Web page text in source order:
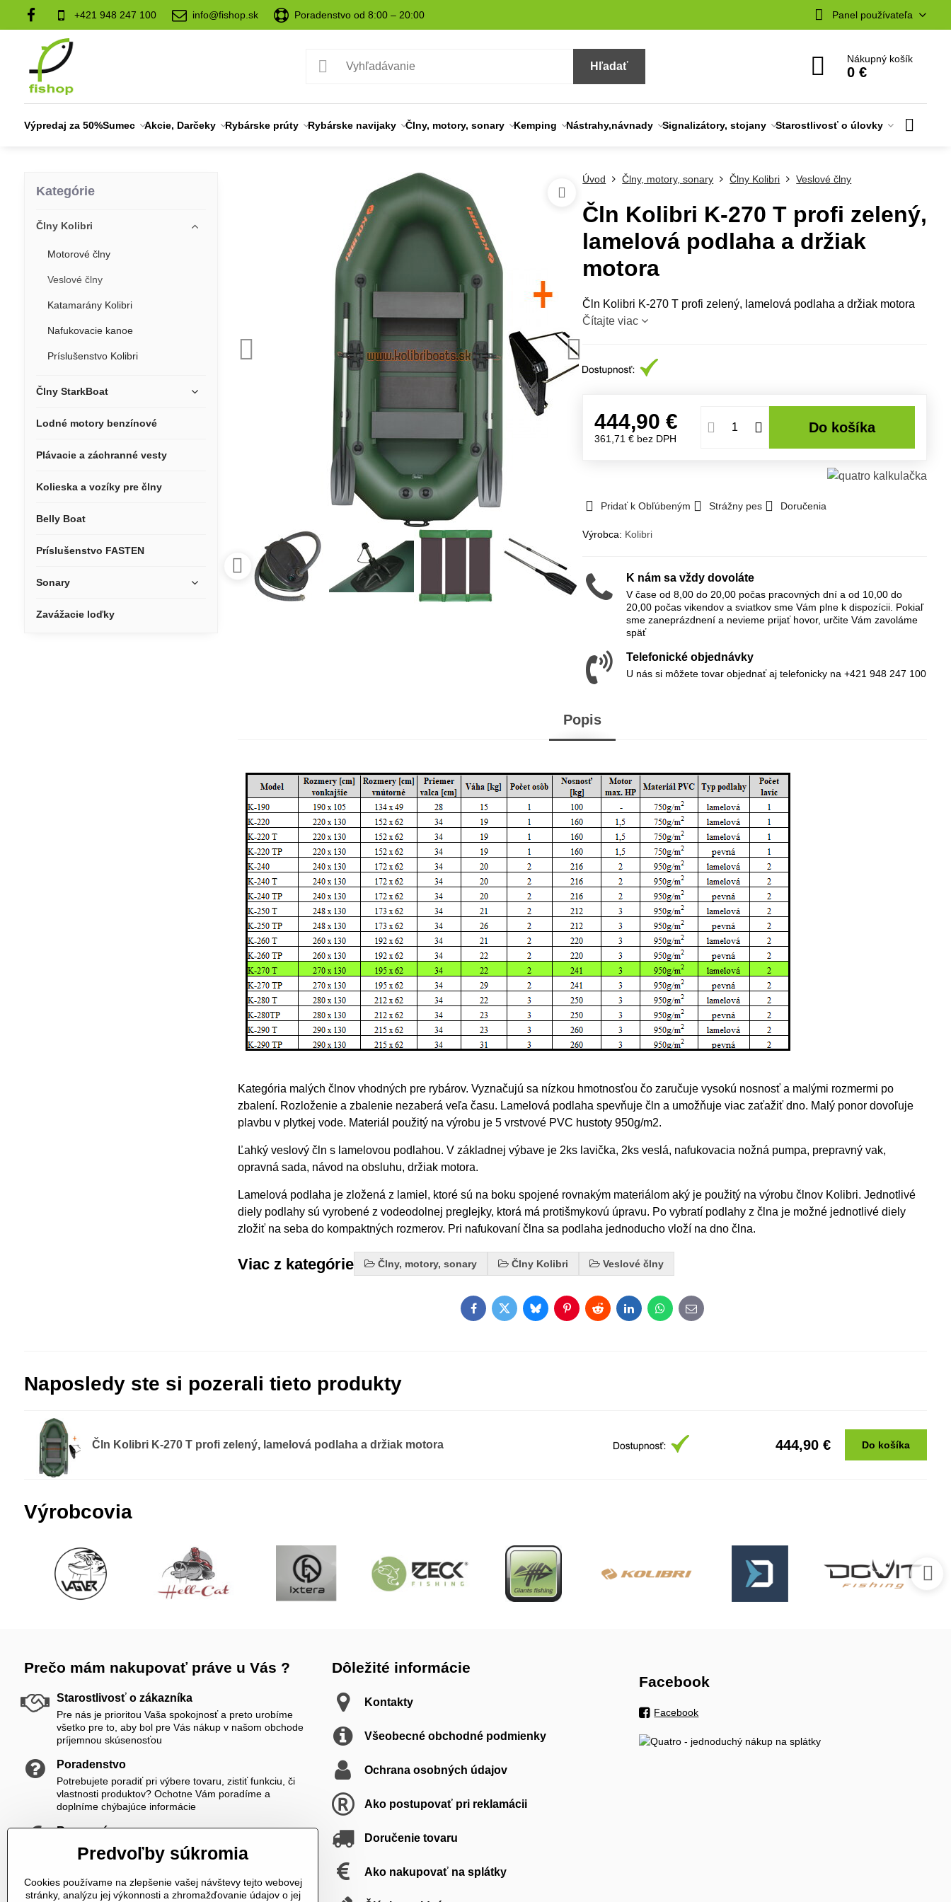
+421 948 247 100 info@fishop.sk Poradenstvo od 8:00 – 20:00 Panel používateľa
Hľadať
Nákupný košík
0 €
Výpredaj za 50%Sumec Akcie, Darčeky Rybárske prúty Rybárske navijaky Člny, motory, sonary Kemping Nástrahy,návnady Signalizátory, stojany Starostlivosť o úlovky
Úvod Člny, motory, sonary Člny Kolibri Veslové člny
Čln Kolibri K-270 T profi zelený,
lamelová podlaha a držiak
motora
Čln Kolibri K-270 T profi zelený, lamelová podlaha a držiak motora
Čítajte viac
444,90 €
361,71 € bez DPH
Do košíka
Pridať k Obľúbeným Strážny pes Doručenia
Výrobca: Kolibri
K nám sa vždy dovoláte
V čase od 8,00 do 20,00 počas pracovných dní a od 10,00 do
20,00 počas vikendov a sviatkov sme Vám plne k dispozícii. Pokiaľ
sme zaneprázdnení a nevieme prijať hovor, určite Vám zavoláme
späť
Telefonické objednávky
U nás si môžete tovar objednať aj telefonicky na +421 948 247 100
Popis
Kategória malých člnov vhodných pre rybárov. Vyznačujú sa nízkou hmotnosťou čo zaručuje vysokú nosnosť a malými rozmermi po
zbalení. Rozloženie a zbalenie nezaberá veľa času. Lamelová podlaha spevňuje čln a umožňuje viac zaťažiť dno. Malý ponor dovoľuje
plavbu v plytkej vode. Materiál použitý na výrobu je 5 vrstvové PVC hustoty 950g/m2.
Ľahký veslový čln s lamelovou podlahou. V základnej výbave je 2ks lavička, 2ks veslá, nafukovacia nožná pumpa, prepravný vak,
opravná sada, návod na obsluhu, držiak motora.
Lamelová podlaha je zložená z lamiel, ktoré sú na boku spojené rovnakým materiálom aký je použitý na výrobu člnov Kolibri. Jednotlivé
diely podlahy sú vyrobené z vodeodolnej preglejky, ktorá má protišmykovú úpravu. Po vybratí podlahy z člna je možné jednotlivé diely
zložiť na seba do kompaktných rozmerov. Pri nafukovaní člna sa podlaha jednoducho vloží na dno člna.
Viac z kategórie Člny, motory, sonary Člny Kolibri Veslové člny
FacebookTwitterBlueskyPinterestRedditLinkedInWhatsApp
E-
mail
Kategórie
Člny Kolibri
Motorové člny
Veslové člny
Katamarány Kolibri
Nafukovacie kanoe
Príslušenstvo Kolibri
Člny StarkBoat
Lodné motory benzínové
Plávacie a záchranné vesty
Kolieska a vozíky pre člny
Belly Boat
Príslušenstvo FASTEN
Sonary
Zavážacie loďky
Naposledy ste si pozerali tieto produkty
Čln Kolibri K-270 T profi zelený, lamelová podlaha a držiak motora 444,90 € Do košíka
Výrobcovia
Prečo mám nakupovať práve u Vás ?
Starostlivosť o zákazníka
Pre nás je prioritou Vaša spokojnosť a preto urobíme
všetko pre to, aby bol pre Vás nákup v našom obchode
príjemnou skúsenosťou
Poradenstvo
Potrebujete poradiť pri výbere tovaru, zistiť funkciu, či
vlastnosti produktov? Ochotne Vám poradíme a
doplníme chýbajúce informácie
Rozumné ceny
Zákazníkom ponúkame priateľské ceny, ktoré si viete
ešte skrášliť navyše registráciou
K nám sa vždy dovoláte
Dôležité informácie
Kontakty
Všeobecné obchodné podmienky
Ochrana osobných údajov
Ako postupovať pri reklamácii
Doručenie tovaru
Ako nakupovať na splátky
Facebook
Facebook
Predvoľby súkromia
Cookies používame na zlepšenie vašej návštevy tejto webovej
stránky, analýzu jej výkonnosti a zhromažďovanie údajov o jej